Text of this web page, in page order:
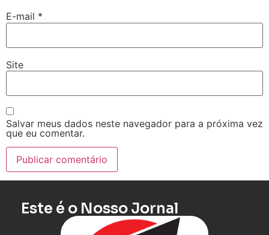
E-mail *
Site
Salvar meus dados neste navegador para a próxima vez
que eu comentar.
Este é o Nosso Jornal